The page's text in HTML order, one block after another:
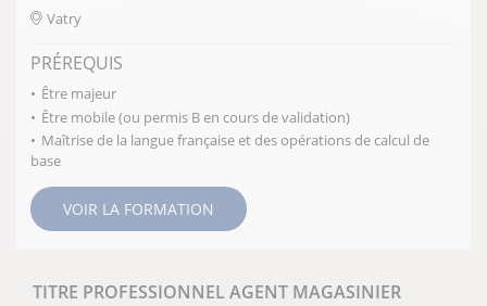
Vatry
PRÉREQUIS
Être majeur
Être mobile (ou permis B en cours de validation)
Maîtrise de la langue française et des opérations de calcul de
base
VOIR LA FORMATION
TITRE PROFESSIONNEL AGENT MAGASINIER